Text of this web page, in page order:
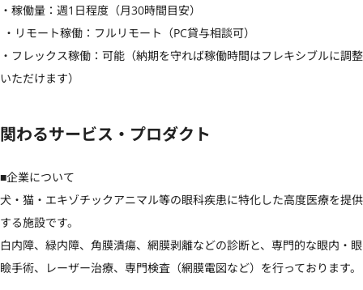
・稼働量：週1日程度（月30時間目安）
・フレックス稼働：可能（納期を守れば稼働時間はフレキシブルに調整
いただけます）
関わるサービス・プロダクト
■企業について
犬・猫・エキゾチックアニマル等の眼科疾患に特化した高度医療を提供
する施設です。
白内障、緑内障、角膜潰瘍、網膜剥離などの診断と、専門的な眼内・眼
瞼手術、レーザー治療、専門検査（網膜電図など）を行っております。